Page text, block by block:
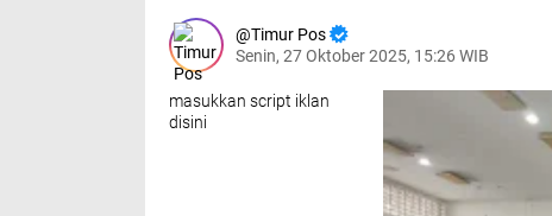
Timur Pos
Senin, 27 Oktober 2025, 15:26 WIB
masukkan script iklan
disini